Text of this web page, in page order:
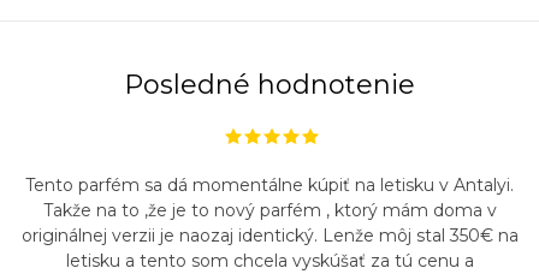
Posledné hodnotenie
Tento parfém sa dá momentálne kúpiť na letisku v Antalyi.
Takže na to ,že je to nový parfém , ktorý mám doma v
originálnej verzii je naozaj identický. Lenže môj stal 350€ na
letisku a tento som chcela vyskúšať za tú cenu a